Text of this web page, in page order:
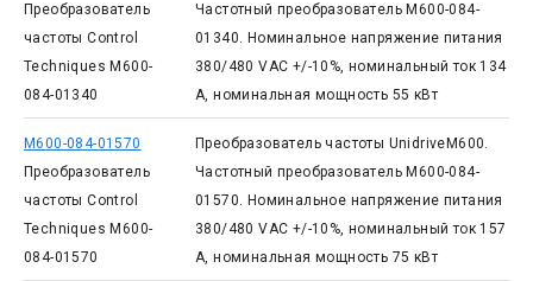
Преобразователь
частоты Control
Techniques M600-
084-01340
Частотный преобразователь M600-084-
01340. Номинальное напряжение питания
380/480 VAC +/-10%, номинальный ток 134
А, номинальная мощность 55 кВт
M600-084-01570
Преобразователь
частоты Control
Techniques M600-
084-01570
Преобразователь частоты UnidriveM600.
Частотный преобразователь M600-084-
01570. Номинальное напряжение питания
380/480 VAC +/-10%, номинальный ток 157
А, номинальная мощность 75 кВт